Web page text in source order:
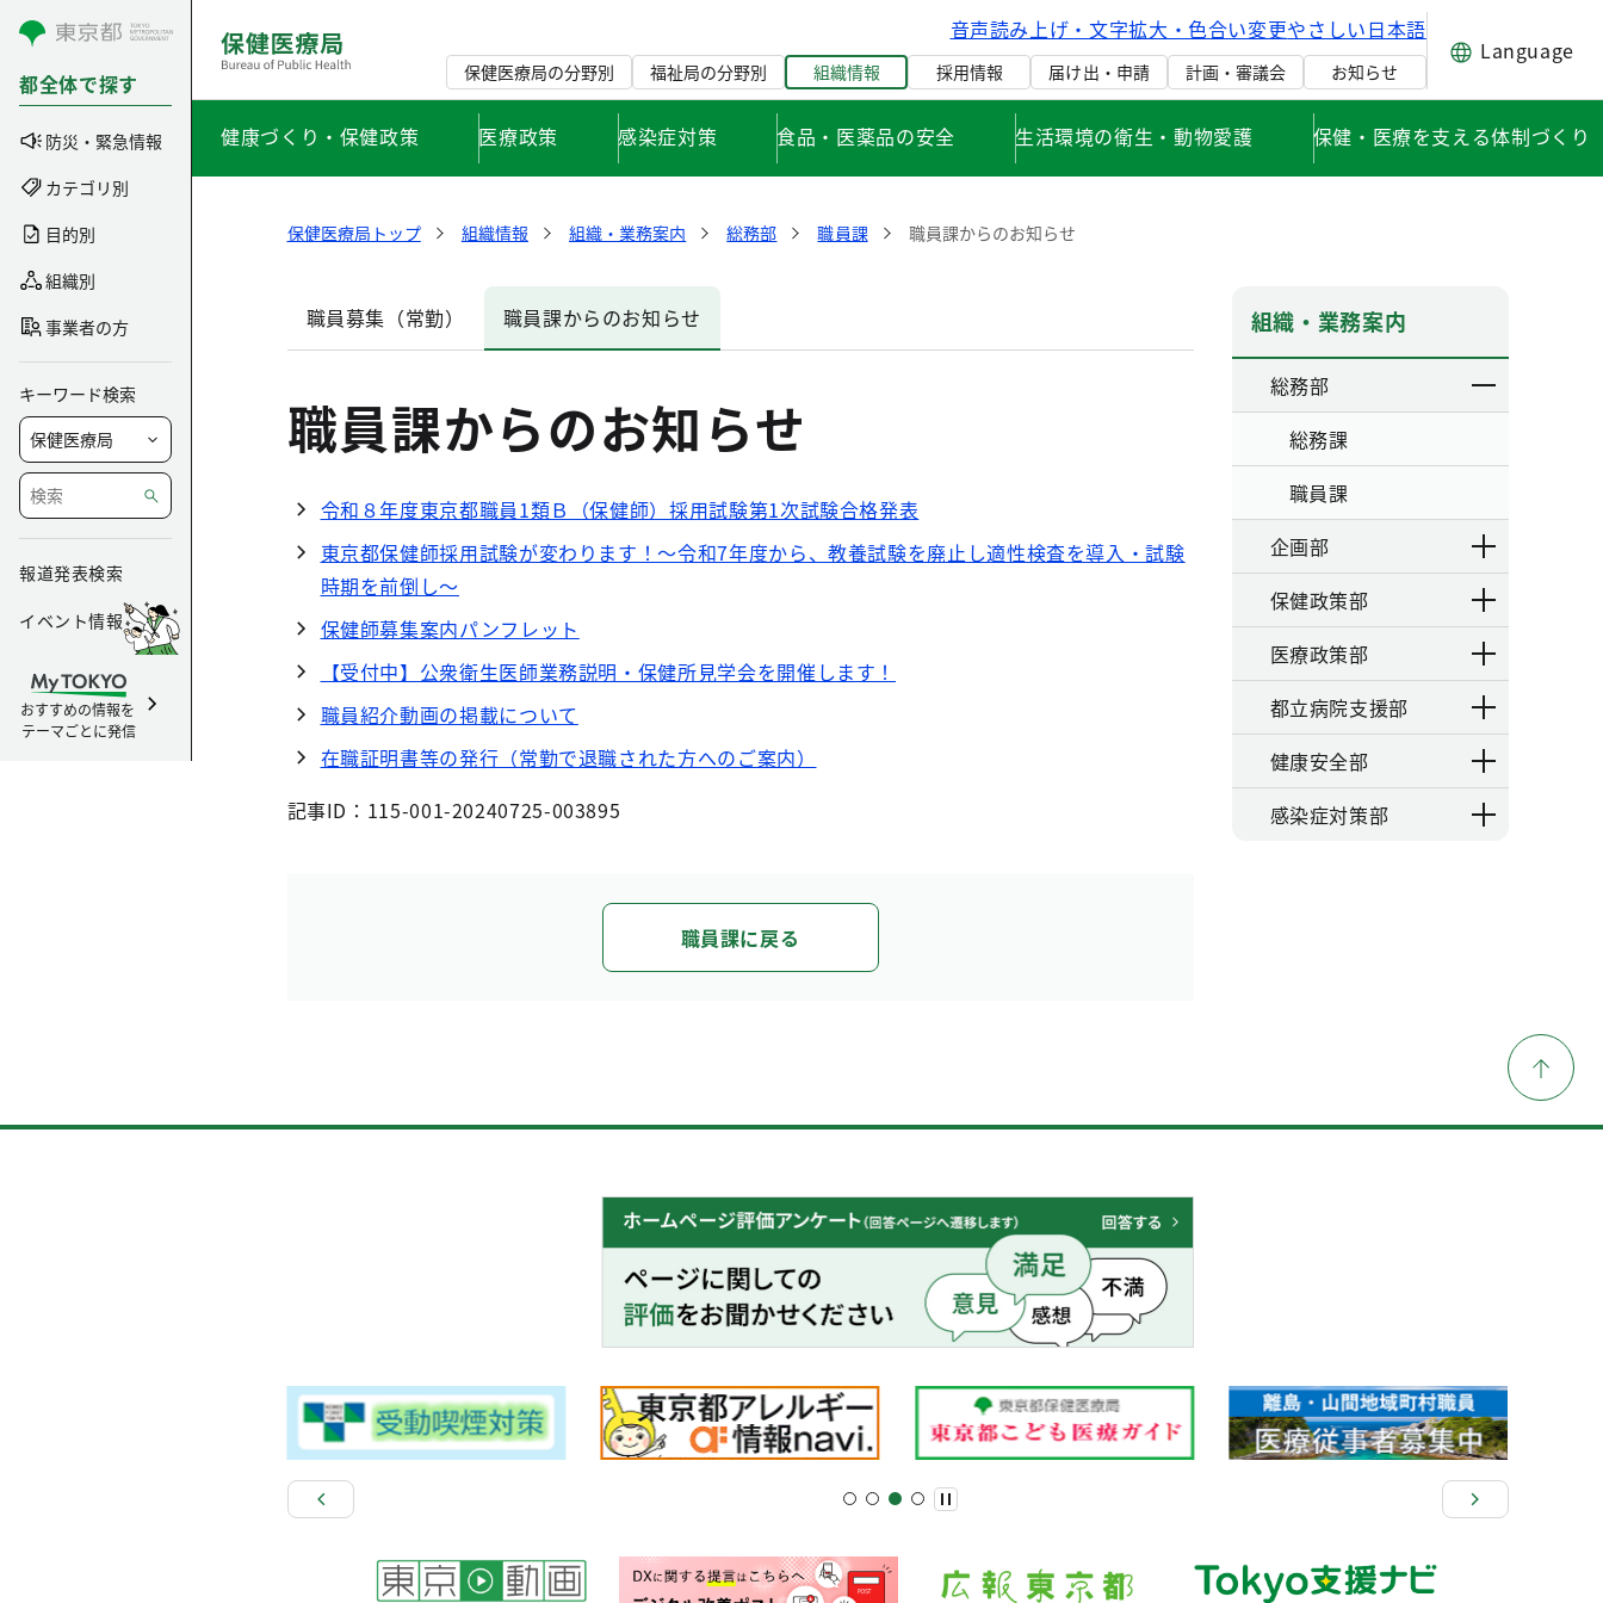
コンテンツにスキップ
都全体で探す
防災・緊急情報
カテゴリ別
目的別
組織別
事業者の方
キーワード検索
報道発表検索
イベント情報
おすすめの情報を
テーマごとに発信
音声読み上げ・文字拡大・色合い変更やさしい日本語
保健医療局の分野別 福祉局の分野別 組織情報 採用情報 届け出・申請 計画・審議会 お知らせ
Language
健康づくり・保健政策 医療政策 感染症対策 食品・医薬品の安全 生活環境の衛生・動物愛護 保健・医療を支える体制づくり
保健医療局トップ 組織情報 組織・業務案内 総務部 職員課 職員課からのお知らせ
職員募集（常勤） 職員課からのお知らせ
職員課からのお知らせ
令和８年度東京都職員1類Ｂ（保健師）採用試験第1次試験合格発表
東京都保健師採用試験が変わります！～令和7年度から、教養試験を廃止し適性検査を導入・試験
時期を前倒し～
保健師募集案内パンフレット
【受付中】公衆衛生医師業務説明・保健所見学会を開催します！
職員紹介動画の掲載について
在職証明書等の発行（常勤で退職された方へのご案内）
記事ID：115-001-20240725-003895
職員課に戻る
組織・業務案内
総務部
総務課
職員課
企画部
保健政策部
医療政策部
都立病院支援部
健康安全部
感染症対策部